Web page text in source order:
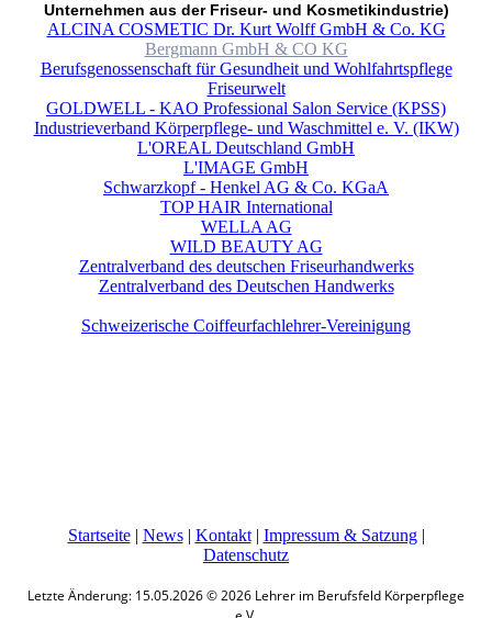
Unternehmen aus der Friseur- und Kosmetikindustrie)
ALCINA COSMETIC Dr. Kurt Wolff GmbH & Co. KG
Bergmann GmbH & CO KG
Berufsgenossenschaft für Gesundheit und Wohlfahrtspflege
Friseurwelt
GOLDWELL - KAO Professional Salon Service (KPSS)
Industrieverband Körperpflege- und Waschmittel e. V. (IKW)
L'OREAL Deutschland GmbH
L'IMAGE GmbH
Schwarzkopf - Henkel AG & Co. KGaA
TOP HAIR International
WELLA AG
WILD BEAUTY AG
Zentralverband des deutschen Friseurhandwerks
Zentralverband des Deutschen Handwerks
Schweizerische Coiffeurfachlehrer-Vereinigung
Startseite| News| Kontakt| Impressum & Satzung|
Datenschutz
Letzte Änderung: 15.05.2026 © 2026 Lehrer im Berufsfeld Körperpflege